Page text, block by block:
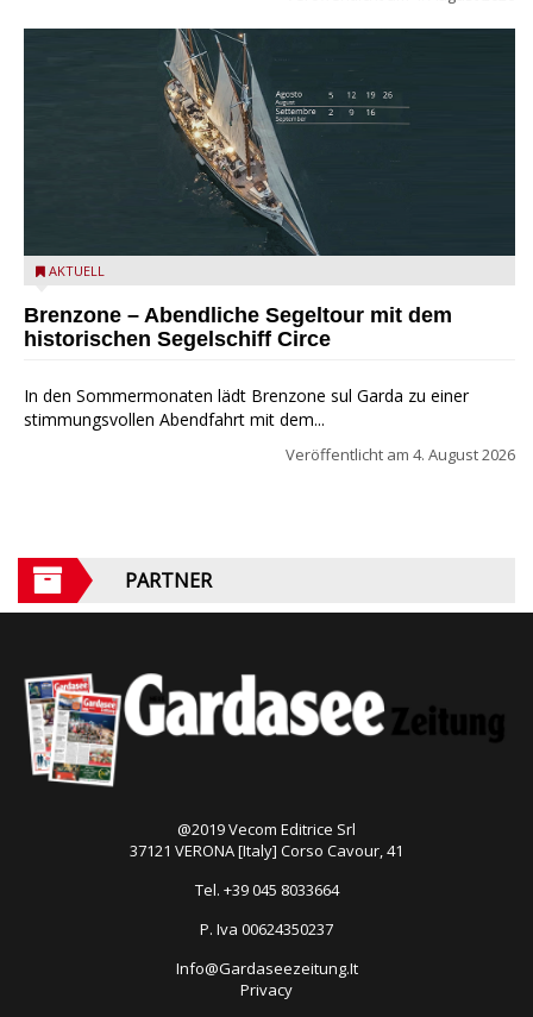
Mit dem historischen Segelschiff Circe auf dem Gardasee.
AKTUELL
Brenzone – Abendliche Segeltour mit dem
historischen Segelschiff Circe
In den Sommermonaten lädt Brenzone sul Garda zu einer
stimmungsvollen Abendfahrt mit dem...
Veröffentlicht am 4. August 2026
PARTNER
@2019 Vecom Editrice Srl
37121 VERONA [Italy] Corso Cavour, 41
Tel. +39 045 8033664
P. Iva 00624350237
Info@Gardaseezeitung.It
Privacy